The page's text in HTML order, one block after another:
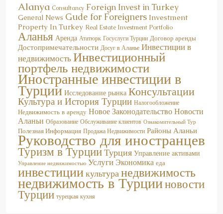
Alanya Consultancy Foreign Invest in Turkey
General News Gude for Foreigners Investment
Property In Turkey Real Estate Investment Portfolio
Аланья Аренда Ататюрк Госуслуги Турции Договор аренды
Достопримечательности Досуг в Аланье Инвестиции в
недвижимостьИнвестиционный
портфель недвижимости
Иностранные инвестиции в
Турции Исследование рынка Консультации
Культура и История Турции Налогообложение
Недвижимость в аренду Новое ЗаконодательствоНовости
Аланьи Образование Обслуживание клиентов Ознакомительный Тур
Полезная Информация Продажа Недвижимости Районы Аланьи
Руководство для иностранцев
Туризм в ТурцииТурция Управление активами
Управление недвижимостью Услуги Экономика еда
инвестициикультуранедвижимость
недвижимость в Турцииновости
Турции турецкая кухня